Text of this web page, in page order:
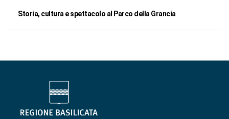
Storia, cultura e spettacolo al Parco della Grancia